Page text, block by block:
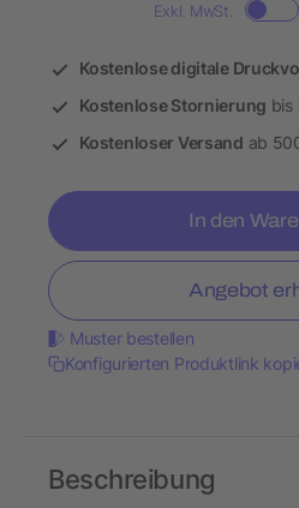
Exkl. MwSt.
Kostenlose digitale
Kostenlose Stornierung bis
Kostenloser Versand ab
In den
Angebot
Muster bestellen
Konfigurierten Produktlink
Beschreibung